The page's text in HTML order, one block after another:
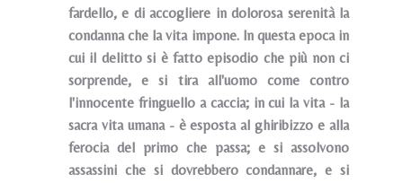
fardello, e di accogliere in dolorosa serenità la
condanna che la vita impone. ln questa epoca in
cui il delitto si è fatto episodio che più non ci
sorprende, e si tira all'uomo come contro
l'innocente fringuello a caccia; in cui la vita - la
sacra vita umana - è esposta al ghiribizzo e alla
ferocia del primo che passa; e si assolvono
assassini che si dovrebbero condannare, e si